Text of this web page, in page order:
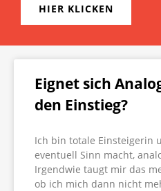
HIER KLICKEN
Eignet sich
den Einstieg?
Ich bin totale Einsteigerin
eventuell Sinn macht,
Irgendwie taugt mir das
ob ich mich dann nicht